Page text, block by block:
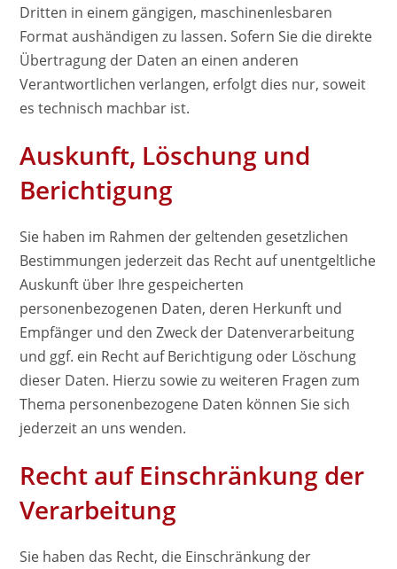
Dritten in einem gängigen, maschinenlesbaren
Format aushändigen zu lassen. Sofern Sie die direkte
Übertragung der Daten an einen anderen
Verantwortlichen verlangen, erfolgt dies nur, soweit
es technisch machbar ist.
Auskunft, Löschung und
Berichtigung
Sie haben im Rahmen der geltenden gesetzlichen
Bestimmungen jederzeit das Recht auf unentgeltliche
Auskunft über Ihre gespeicherten
personenbezogenen Daten, deren Herkunft und
Empfänger und den Zweck der Datenverarbeitung
und ggf. ein Recht auf Berichtigung oder Löschung
dieser Daten. Hierzu sowie zu weiteren Fragen zum
Thema personenbezogene Daten können Sie sich
jederzeit an uns wenden.
Recht auf Einschränkung der
Verarbeitung
Sie haben das Recht, die Einschränkung der